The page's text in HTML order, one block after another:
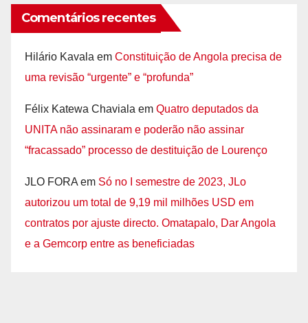
Comentários recentes
Hilário Kavala em Constituição de Angola precisa de
uma revisão “urgente” e “profunda”
Félix Katewa Chaviala em Quatro deputados da
UNITA não assinaram e poderão não assinar
“fracassado” processo de destituição de Lourenço
JLO FORA em Só no I semestre de 2023, JLo
autorizou um total de 9,19 mil milhões USD em
contratos por ajuste directo. Omatapalo, Dar Angola
e a Gemcorp entre as beneficiadas